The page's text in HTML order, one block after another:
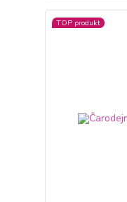
TOP produkt